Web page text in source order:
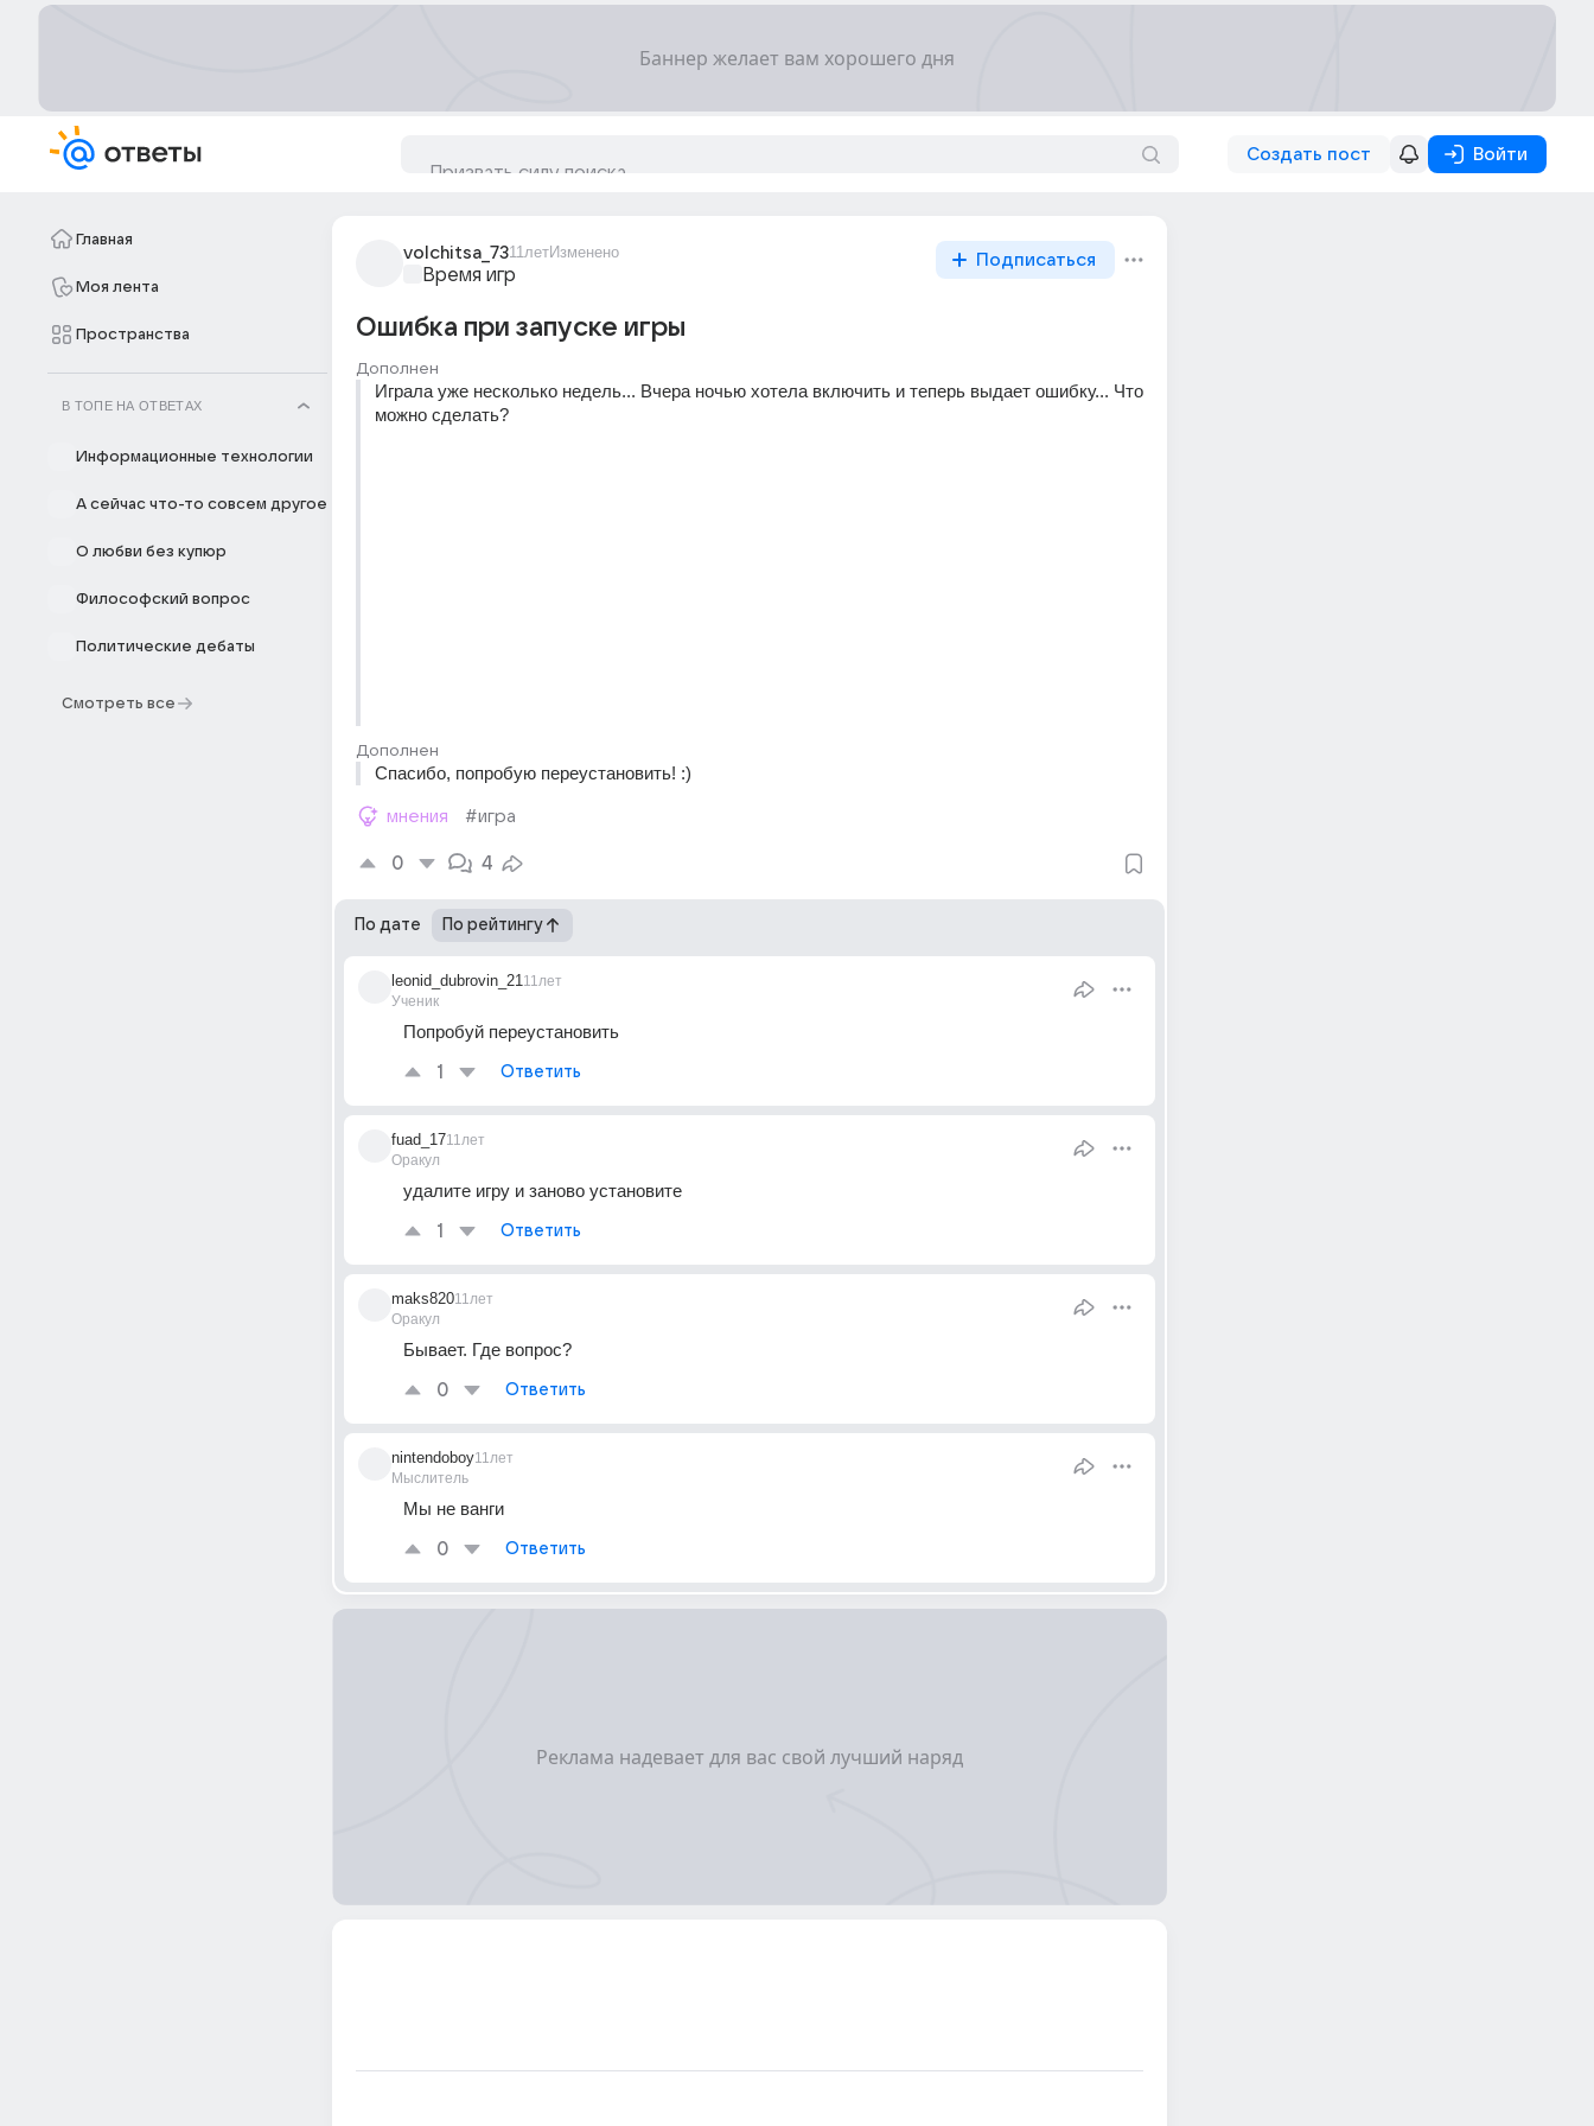
Создать пост Войти
Главная
Моя лента
Пространства
В ТОПЕ НА ОТВЕТАХ
Информационные технологии
А сейчас что-то совсем другое
О любви без купюр
Философский вопрос
Политические дебаты
Смотреть все
volchitsa_7311летИзменено
Время игр
Подписаться
Ошибка при запуске игры
Дополнен
Играла уже несколько недель... Вчера ночью хотела включить и теперь выдает ошибку... Что
можно сделать?
Дополнен
Спасибо, попробую переустановить! :)
мнения #игра
0 4
По дате По рейтингу
leonid_dubrovin_21
Ученик
11лет
Попробуй переустановить
1 Ответить
fuad_17
Оракул
11лет
удалите игру и заново установите
1 Ответить
maks820
Оракул
11лет
Бывает. Где вопрос?
0 Ответить
nintendoboy
Мыслитель
11лет
Мы не ванги
0 Ответить